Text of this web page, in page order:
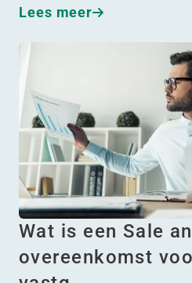
Lees meer
Wat is een Sale
overeenkomst